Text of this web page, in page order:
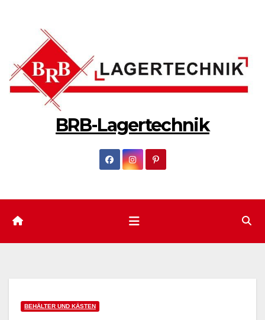
BRB-Lagertechnik
BEHÄLTER UND KÄSTEN